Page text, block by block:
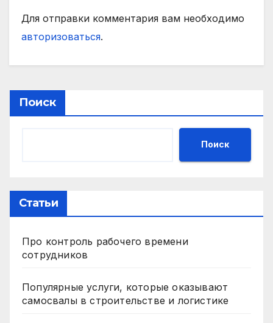
Для отправки комментария вам необходимо
авторизоваться.
Поиск
Поиск
Статьи
Про контроль рабочего времени
сотрудников
Популярные услуги, которые оказывают
самосвалы в строительстве и логистике